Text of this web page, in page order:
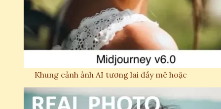
Khung cảnh ảnh AI tương lai đầy mê hoặc